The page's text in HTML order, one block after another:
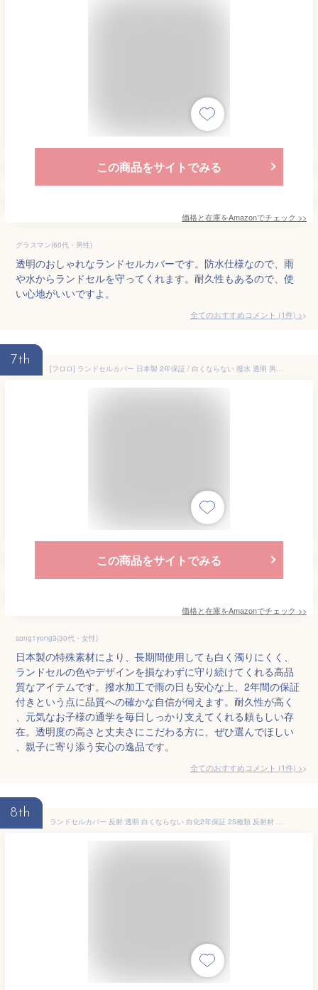
この商品をサイトでみる
価格と在庫をAmazonでチェック >>
グラスマン(60代・男性)
透明のおしゃれなランドセルカバーです。防水仕様なので、雨
や水からランドセルを守ってくれます。耐久性もあるので、使
い心地がいいですよ。
全てのおすすめコメント (1件) >
7th
[フロロ] ランドセルカバー 日本製 2年保証 / 白くならない 撥水 透明 男の子 女の子 小学生/エメラルド
この商品をサイトでみる
価格と在庫をAmazonでチェック >>
song1yong3(30代・女性)
日本製の特殊素材により、長期間使用しても白く濁りにくく、
ランドセルの色やデザインを損なわずに守り続けてくれる高品
質なアイテムです。撥水加工で雨の日も安心な上、2年間の保証
付きという点に品質への確かな自信が伺えます。耐久性が高く
、元気なお子様の通学を毎日しっかり支えてくれる頼もしい存
在。透明度の高さと丈夫さにこだわる方に、ぜひ選んでほしい
、親子に寄り添う安心の逸品です。
全てのおすすめコメント (1件) >
8th
ランドセルカバー 反射 透明 白くならない 白化2年保証 25種類 反射材 透明 安全 安心 傷付き防止 フチなし 人気 かわいい かっこいい 保護 ツバメランドセル おしゃれ イニシャル 新入学 新学期 レビューで無償保証